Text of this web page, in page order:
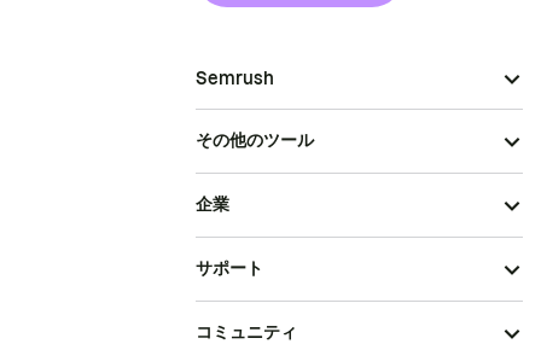
Semrush
その他のツール
企業
サポート
コミュニティ